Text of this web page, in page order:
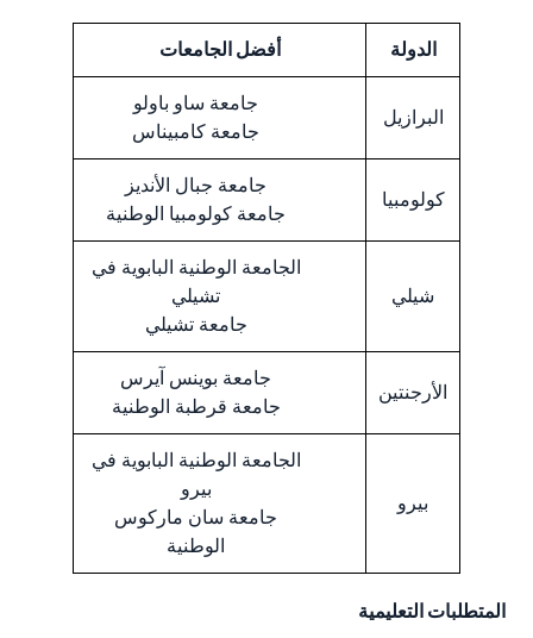
الدولة أفضل الجامعات
البرازيل
جامعة ساو باولو
جامعة كامبيناس
كولومبيا
جامعة جبال الأنديز
جامعة كولومبيا الوطنية
شيلي
الجامعة الوطنية البابوية في
تشيلي
جامعة تشيلي
الأرجنتين
جامعة بوينس آيرس
جامعة قرطبة الوطنية
بيرو
الجامعة الوطنية البابوية في
بيرو
جامعة سان ماركوس
الوطنية
المتطلبات التعليمية